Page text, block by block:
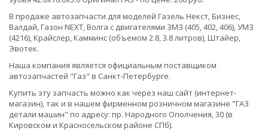
В продаже автозапчасти для моделей Газель Некст, Бизнес,
Валдай, Газон NEXT, Волга с двигателями ЗМЗ (405, 402, 406), УМЗ
(4216), Крайслер, Камминс (объемом 2.8, 3.8 литров), Штайер,
Эвотек.
Наша компания является официальным поставщиком
автозапчастей "Газ" в Санкт-Петербурге.
Купить эту запчасть можно как через наш сайт (интернет-
магазин), так и в нашем фирменном розничном магазине "ГАЗ
детали машин" по адресу: пр. Народного Ополчения, 30 (в
Кировском и Красносельском районе СПб).